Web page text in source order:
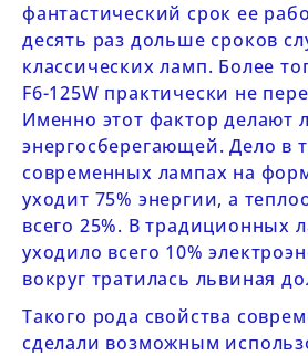
фантастический срок ее
десять раз дольше сроков
классических ламп. Более
F6-125W практически не
Именно этот фактор делают
энергосберегающей. Дело в
современных лампах на
уходит 75% энергии, а
всего 25%. В традиционных
уходило всего 10%
вокруг тратилась львиная
Такого рода свойства
сделали возможным